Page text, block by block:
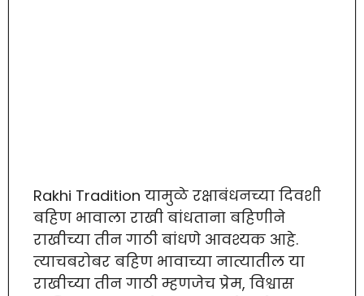
Rakhi Tradition यामुळे रक्षाबंधनच्या दिवशी
बहिण भावाला राखी बांधताना बहिणीने
राखीच्या तीन गाठी बांधणे आवश्यक आहे.
त्याचबरोबर बहिण भावाच्या नात्यातील या
राखीच्या तीन गाठी म्हणजेच प्रेम, विश्वास